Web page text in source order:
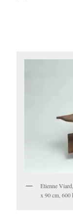
Etienne
x 90 cm, 600